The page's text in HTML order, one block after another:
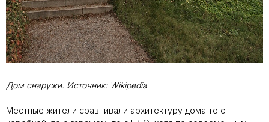
Дом снаружи. Источник: Wikipedia
Местные жители сравнивали архитектуру дома то с